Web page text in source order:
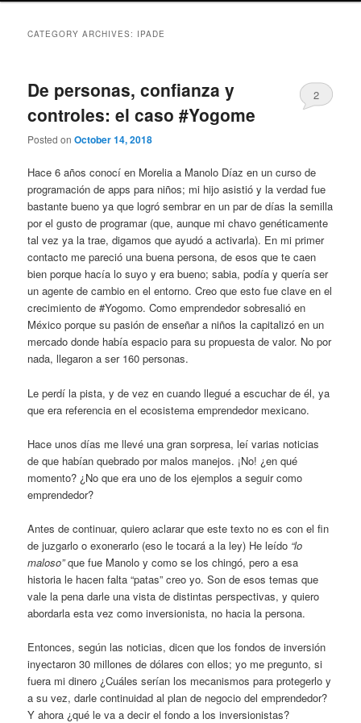
CATEGORY ARCHIVES: IPADE
De personas, confianza y
controles: el caso #Yogome
Posted onOctober 14, 2018
2
Hace 6 años conocí en Morelia a Manolo Díaz en un curso de
programación de apps para niños; mi hijo asistió y la verdad fue
bastante bueno ya que logró sembrar en un par de días la semilla
por el gusto de programar (que, aunque mi chavo genéticamente
tal vez ya la trae, digamos que ayudó a activarla). En mi primer
contacto me pareció una buena persona, de esos que te caen
bien porque hacía lo suyo y era bueno; sabia, podía y quería ser
un agente de cambio en el entorno. Creo que esto fue clave en el
crecimiento de #Yogomo. Como emprendedor sobresalió en
México porque su pasión de enseñar a niños la capitalizó en un
mercado donde había espacio para su propuesta de valor. No por
nada, llegaron a ser 160 personas.
Le perdí la pista, y de vez en cuando llegué a escuchar de él, ya
que era referencia en el ecosistema emprendedor mexicano.
Hace unos días me llevé una gran sorpresa, leí varias noticias
de que habían quebrado por malos manejos. ¡No! ¿en qué
momento? ¿No que era uno de los ejemplos a seguir como
emprendedor?
Antes de continuar, quiero aclarar que este texto no es con el fin
de juzgarlo o exonerarlo (eso le tocará a la ley) He leído “lo
maloso”que fue Manolo y como se los chingó, pero a esa
historia le hacen falta “patas” creo yo. Son de esos temas que
vale la pena darle una vista de distintas perspectivas, y quiero
abordarla esta vez como inversionista, no hacia la persona.
Entonces, según las noticias, dicen que los fondos de inversión
inyectaron 30 millones de dólares con ellos; yo me pregunto, si
fuera mi dinero ¿Cuáles serían los mecanismos para protegerlo y
a su vez, darle continuidad al plan de negocio del emprendedor?
Y ahora ¿qué le va a decir el fondo a los inversionistas?